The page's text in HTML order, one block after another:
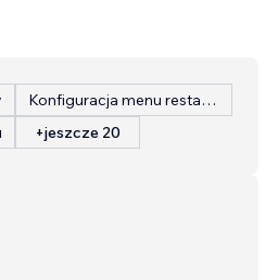
Konfiguracja menu restauracji
+jeszcze 20